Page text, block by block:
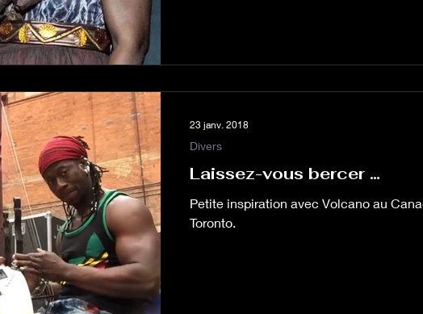
Laissez-vous bercer …
Petite inspiration avec Volcano au
Toronto.
Divers
23 janv. 2018